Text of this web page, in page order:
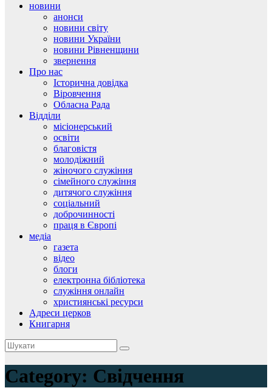
новини
анонси
новини світу
новини України
новини Рівненщини
звернення
Про нас
Історична довідка
Віровчення
Обласна Рада
Відділи
місіонерський
освіти
благовістя
молодіжний
жіночого служіння
сімейного служіння
дитячого служіння
соціальний
доброчинності
праця в Європі
медіа
газета
відео
блоги
електронна бібліотека
служіння онлайн
християнські ресурси
Адреси церков
Книгарня
Category: Свідчення